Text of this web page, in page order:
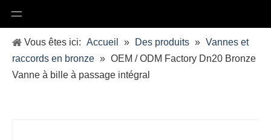
Vous êtes ici: Accueil » Des produits » Vannes et
raccords en bronze » OEM / ODM Factory Dn20 Bronze
Vanne à bille à passage intégral